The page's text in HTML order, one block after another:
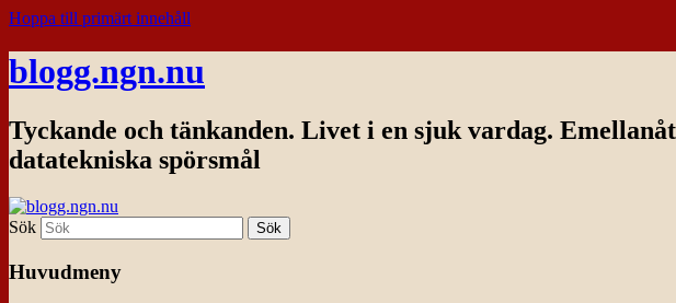
Hoppa till primärt innehåll
blogg.ngn.nu
Tyckande och tänkanden. Livet i en sjuk vardag.
datatekniska spörsmål
Sök
Huvudmeny